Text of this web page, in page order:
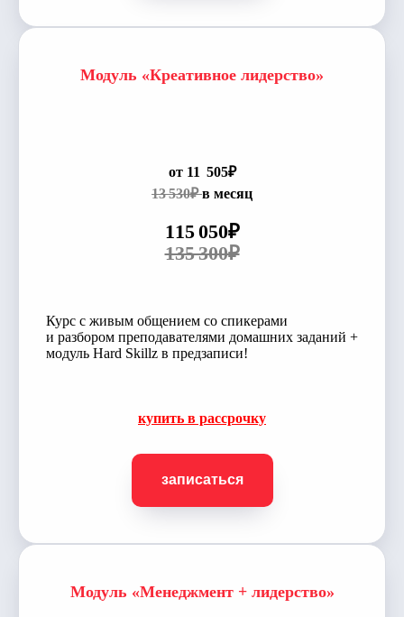
Модуль «Креативное лидерство»
от 11 505₽
13 530₽в месяц
115 050₽
135 300₽
Курс с живым общением со спикерами
и разбором преподавателями домашних заданий +
модуль Hard Skillz в предзаписи!
купить в рассрочку
записаться
Модуль «Менеджмент + лидерство»